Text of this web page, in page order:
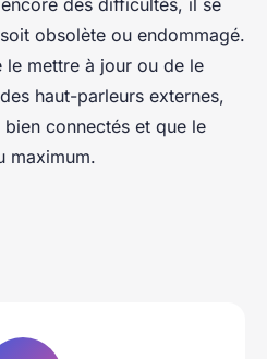
des difficultés, il se
obsolète ou endommagé.
le mettre à jour ou de le
haut-parleurs externes,
connectés et que le
maximum.